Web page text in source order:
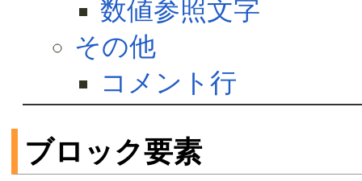
数値参照文字
その他
コメント行
ブロック要素